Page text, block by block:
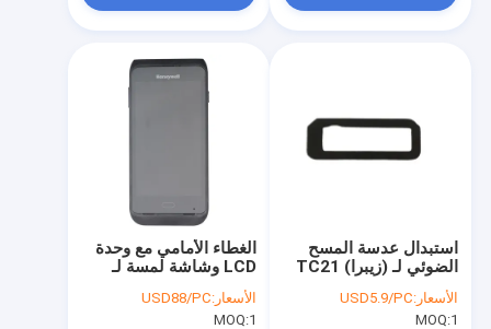
الغطاء الأمامي مع وحدة
LCD وشاشة لمسة لـ
Honeywell CT40
CT40XP
الأسعار:USD88/PC
MOQ:1
استبدال عدسة المسح
الضوئي لـ (زيبرا) TC21
TC26
الأسعار:USD5.9/PC
MOQ:1